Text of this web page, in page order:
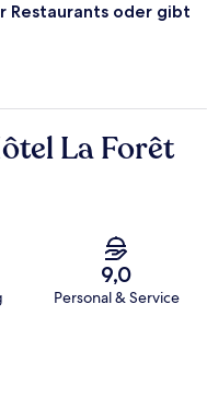
Restaurants oder gibt
La Forêt
9,0
Personal & Service